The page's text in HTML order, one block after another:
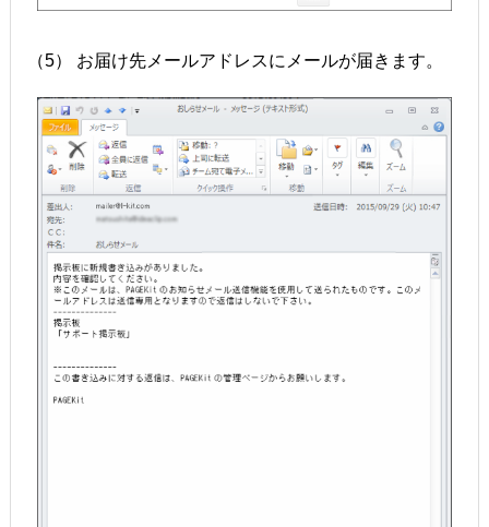
（5） お届け先メールアドレスにメールが届きます。